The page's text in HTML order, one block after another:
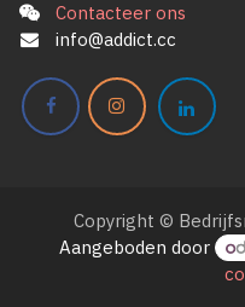
Contacteer ons
info@addict.cc
Copyright ©
Aangeboden door